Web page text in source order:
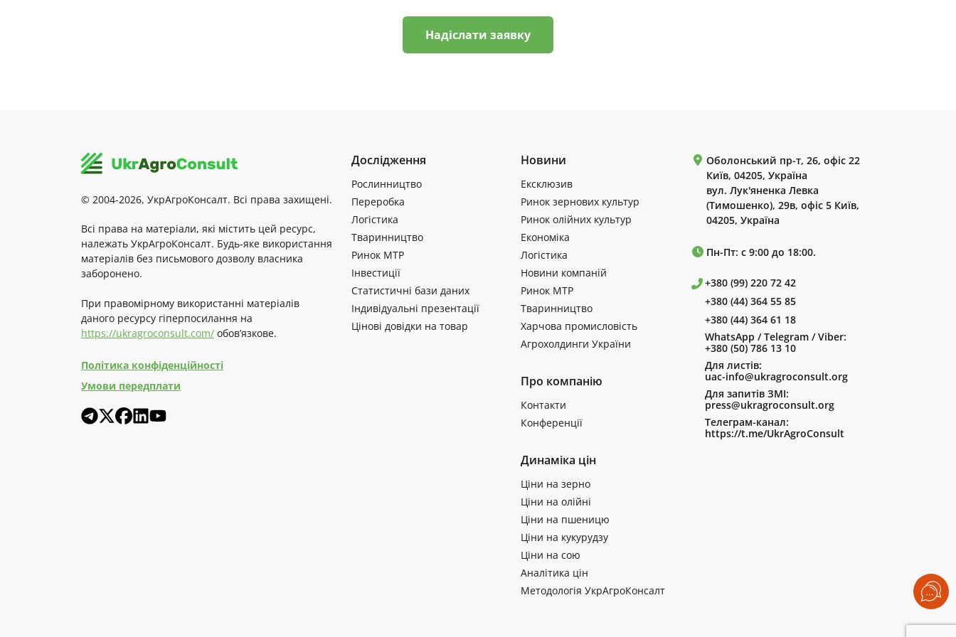
Надіслати заявку
© 2004-2026, УкрАгроКонсалт. Всі права захищені.
Всі права на матеріали, які містить цей ресурс,
належать УкрАгроКонсалт. Будь-яке використання
матеріалів без письмового дозволу власника
заборонено.
При правомірному використанні матеріалів
даного ресурсу гіперпосилання на
https://ukragroconsult.com/ обов’язкове.
Політика конфіденційності
Умови передплати
Дослідження
Рослинництво
Переробка
Логістика
Тваринництво
Ринок МТР
Інвестиції
Статистичні бази даних
Індивідуальні презентації
Цінові довідки на товар
Новини
Ексклюзив
Ринок зернових культур
Ринок олійних культур
Економіка
Логістика
Новини компаній
Ринок МТР
Тваринництво
Харчова промисловість
Агрохолдинги України
Про компанію
Контакти
Конференції
Динаміка цін
Ціни на зерно
Ціни на олійні
Ціни на пшеницю
Ціни на кукурудзу
Ціни на сою
Аналітика цін
Методологія УкрАгроКонсалт
Оболонський пр-т, 26, офіс 22
Київ, 04205, Україна
вул. Лук'яненка Левка
(Тимошенко), 29в, офіс 5 Київ,
04205, Україна
Пн-Пт: с 9:00 до 18:00.
+380 (99) 220 72 42
+380 (44) 364 55 85
+380 (44) 364 61 18
WhatsApp / Telegram / Viber:
+380 (50) 786 13 10
Для листів:
uac-info@ukragroconsult.org
Для запитів ЗМІ:
press@ukragroconsult.org
Телеграм-канал:
https://t.me/UkrAgroConsult